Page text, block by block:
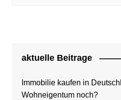
aktuelle Beitrage
Immobilie kaufen in
Wohneigentum noch?